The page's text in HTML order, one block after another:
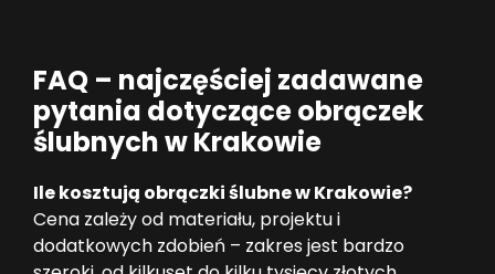
FAQ – najczęściej zadawane
pytania dotyczące obrączek
ślubnych w Krakowie
Ile kosztują obrączki ślubne w Krakowie?
Cena zależy od materiału, projektu i
dodatkowych zdobień – zakres jest bardzo